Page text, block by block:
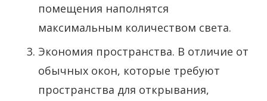
помещения наполнятся
максимальным количеством света.
Экономия пространства. В отличие от
обычных окон, которые требуют
пространства для открывания,